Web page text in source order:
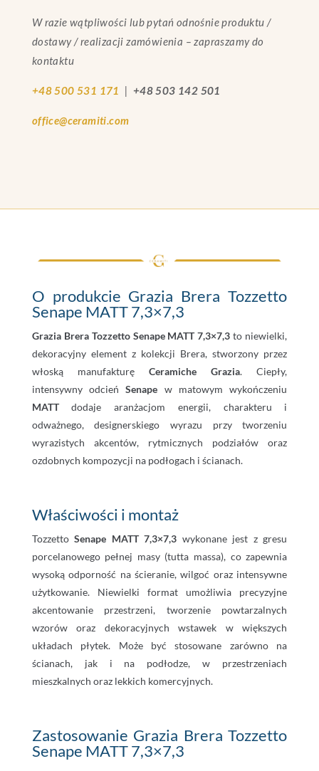
W razie wątpliwości lub pytań odnośnie produktu /
dostawy / realizacji zamówienia – zapraszamy do
kontaktu
+48 500 531 171 | +48 503 142 501
office@ceramiti.com
O produkcie Grazia Brera Tozzetto
Senape MATT 7,3×7,3
Grazia Brera Tozzetto Senape MATT 7,3×7,3 to niewielki,
dekoracyjny element z kolekcji Brera, stworzony przez
włoską manufakturę Ceramiche Grazia. Ciepły,
intensywny odcieńSenape w matowym wykończeniu
MATTdodaje aranżacjom energii, charakteru i
odważnego, designerskiego wyrazu przy tworzeniu
wyrazistych akcentów, rytmicznych podziałów oraz
ozdobnych kompozycji na podłogach i ścianach.
Właściwości i montaż
TozzettoSenape MATT 7,3×7,3 wykonane jest z gresu
porcelanowego pełnej masy (tutta massa), co zapewnia
wysoką odporność na ścieranie, wilgoć oraz intensywne
użytkowanie. Niewielki format umożliwia precyzyjne
akcentowanie przestrzeni, tworzenie powtarzalnych
wzorów oraz dekoracyjnych wstawek w większych
układach płytek. Może być stosowane zarówno na
ścianach, jak i na podłodze, w przestrzeniach
mieszkalnych oraz lekkich komercyjnych.
Zastosowanie Grazia Brera Tozzetto
Senape MATT 7,3×7,3